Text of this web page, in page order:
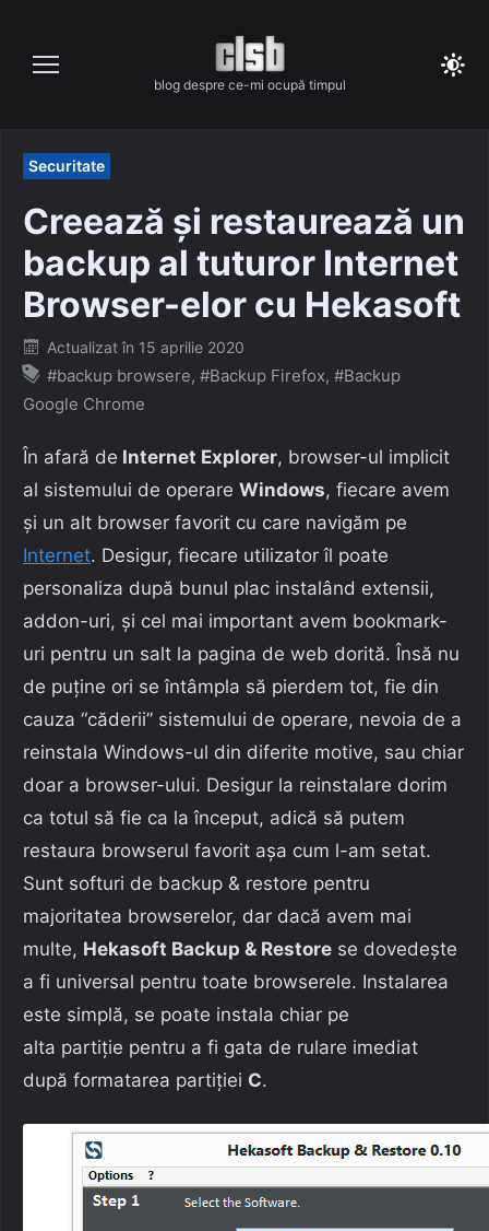
content
blog despre ce-mi ocupă timpul
Securitate
Creează și restaurează un
backup al tuturor Internet
Browser-elor cu Hekasoft
Posted
on
Actualizat în 15 aprilie 2020
#backup browsere, #Backup Firefox, #Backup
Google Chrome
În afară de Internet Explorer, browser-ul implicit
al sistemului de operare Windows, fiecare avem
și un alt browser favorit cu care navigăm pe
Internet. Desigur, fiecare utilizator îl poate
personaliza după bunul plac instalând extensii,
addon-uri, și cel mai important avem bookmark-
uri pentru un salt la pagina de web dorită. Însă nu
de puține ori se întâmpla să pierdem tot, fie din
cauza “căderii” sistemului de operare, nevoia de a
reinstala Windows-ul din diferite motive, sau chiar
doar a browser-ului. Desigur la reinstalare dorim
ca totul să fie ca la început, adică să putem
restaura browserul favorit așa cum l-am setat.
Sunt softuri de backup & restore pentru
majoritatea browserelor, dar dacă avem mai
multe, Hekasoft Backup & Restore se dovedește
a fi universal pentru toate browserele. Instalarea
este simplă, se poate instala chiar pe
alta partiție pentru a fi gata de rulare imediat
după formatarea partiției C.